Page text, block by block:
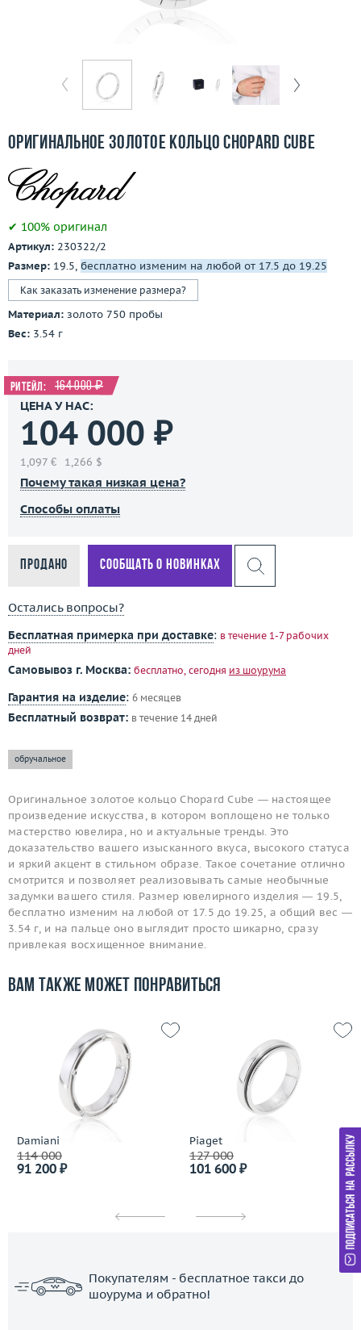
Бесплатная доставка
О компании
3D-тур по шоуруму
Оригинальное золотое кольцо Chopard Cube
✔ 100% оригинал
Артикул: 230322/2
Размер: 19.5, бесплатно изменим на любой от 17.5 до 19.25
Как заказать изменение размера?
Материал: золото 750 пробы
Вес: 3.54 г
Ритейл: 164 000 ₽
ЦЕНА У НАС:
104 000 ₽
1,097 € 1,266 $
Почему такая низкая цена?
Способы оплаты
Продано Сообщать о новинках
Остались вопросы?
Бесплатная примерка при доставке: в течение 1-7 рабочих
дней
Самовывоз г. Москва: бесплатно, сегодня из шоурума
Гарантия на изделие: 6 месяцев
Бесплатный возврат: в течение 14 дней
обручальное
Оригинальное золотое кольцо Chopard Cube — настоящее
произведение искусства, в котором воплощено не только
мастерство ювелира, но и актуальные тренды. Это
доказательство вашего изысканного вкуса, высокого статуса
и яркий акцент в стильном образе. Такое сочетание отлично
смотрится и позволяет реализовывать самые необычные
задумки вашего стиля. Размер ювелирного изделия — 19.5,
бесплатно изменим на любой от 17.5 до 19.25, а общий вес —
3.54 г, и на пальце оно выглядит просто шикарно, сразу
привлекая восхищенное внимание.
Вам также может понравиться
Damiani
114 000
91 200 ₽
Piaget
127 000
101 600 ₽
Покупателям - бесплатное такси до
шоурума и обратно!